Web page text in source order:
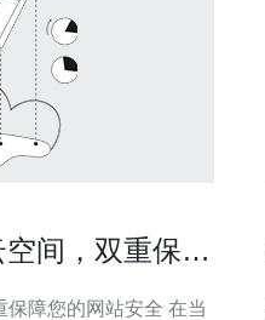
间，双重保障
您的网站安全 在当